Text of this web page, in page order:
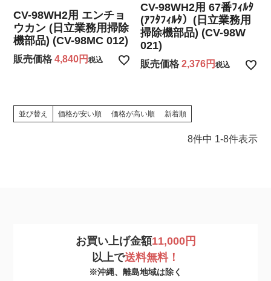
CV-98WH2用 エンチョ
ウカン (日立業務用掃除
機部品) (CV-98MC 012)
販売価格 4,840 税込
CV-98WH2用 67番ﾌｨﾙﾀ
(ｱﾌﾀﾌｨﾙﾀ）(日立業務用
掃除機部品) (CV-98W
021)
販売価格 2,376 税込
並び替え 価格が安い順 価格が高い順 新着順
8件中 1-8件表示
お買い上げ金額11,000円
以上で送料無料！
※沖縄、離島地域は除く